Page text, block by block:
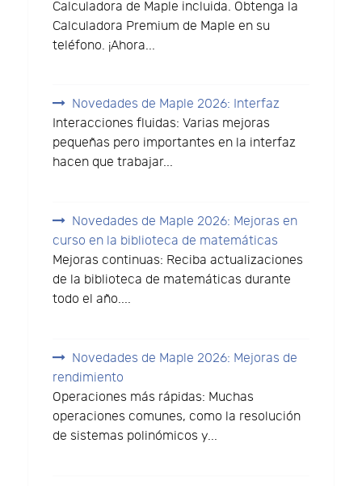
Calculadora de Maple incluida. Obtenga la
Calculadora Premium de Maple en su
teléfono. ¡Ahora...
Novedades de Maple 2026: Interfaz
Interacciones fluidas: Varias mejoras
pequeñas pero importantes en la interfaz
hacen que trabajar...
Novedades de Maple 2026: Mejoras en
curso en la biblioteca de matemáticas
Mejoras continuas: Reciba actualizaciones
de la biblioteca de matemáticas durante
todo el año....
Novedades de Maple 2026: Mejoras de
rendimiento
Operaciones más rápidas: Muchas
operaciones comunes, como la resolución
de sistemas polinómicos y...